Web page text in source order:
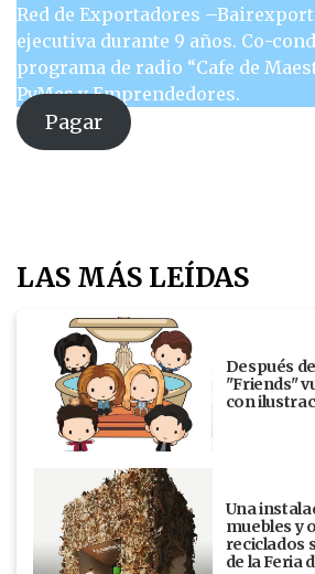
Red de Exportadores
ejecutiva durante 9 años. Co-
programa de radio “Cafe de
PyMes y Emprendedores.
Pagar
LAS MÁS LEÍDAS
Después
"Friends"
con
Una
muebles y
reciclados
de la Feria